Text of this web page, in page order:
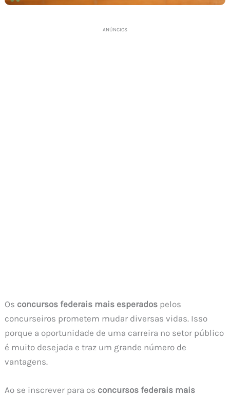
ANÚNCIOS
Os concursos federais mais esperados pelos
concurseiros prometem mudar diversas vidas. Isso
porque a oportunidade de uma carreira no setor público
é muito desejada e traz um grande número de
vantagens.
Ao se inscrever para os concursos federais mais